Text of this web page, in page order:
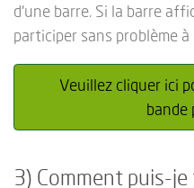
d'une barre. Si la barre
participer sans problème
Veuillez cliquer ici
bande
3) Comment puis-